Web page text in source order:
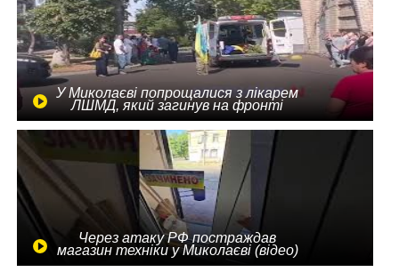
У Миколаєві попрощалися з лікарем
ЛШМД, який загинув на фронті
Через атаку РФ постраждав
магазин техніки у Миколаєві (відео)